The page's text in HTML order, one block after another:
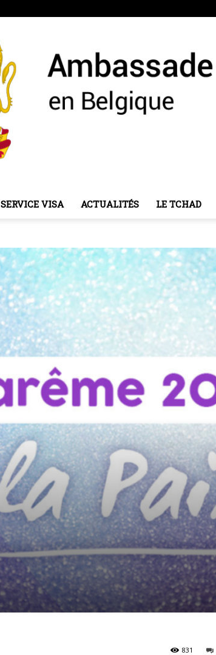
du
Tchad
de
Belgique
SERVICE VISA ACTUALITÉS LE TCHAD
831